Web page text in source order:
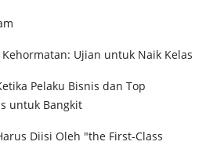
Ujian untuk Naik Kelas
Pelaku Bisnis dan Top
untuk Bangkit
Diisi Oleh "the First-Class